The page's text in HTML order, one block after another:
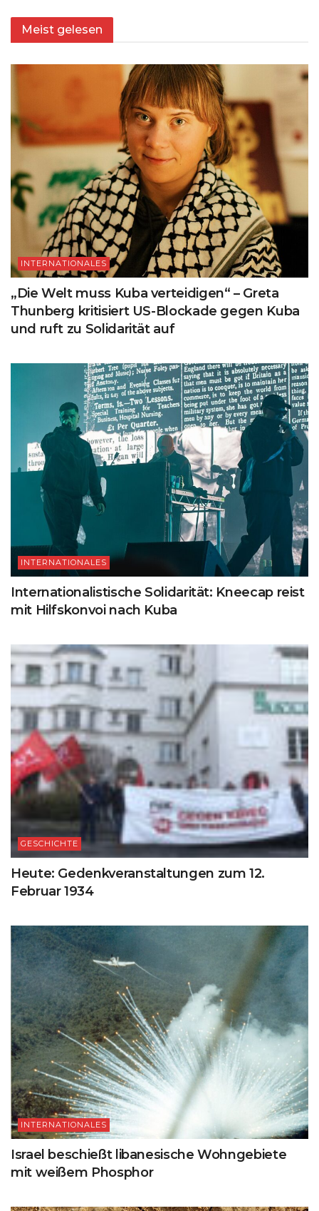
Meist gelesen
INTERNATIONALES
„Die Welt muss Kuba verteidigen“ – Greta
Thunberg kritisiert US-Blockade gegen Kuba
und ruft zu Solidarität auf
INTERNATIONALES
Internationalistische Solidarität: Kneecap reist
mit Hilfskonvoi nach Kuba
GESCHICHTE
Heute: Gedenkveranstaltungen zum 12.
Februar 1934
INTERNATIONALES
Israel beschießt libanesische Wohngebiete
mit weißem Phosphor